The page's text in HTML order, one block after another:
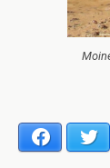
Facebook